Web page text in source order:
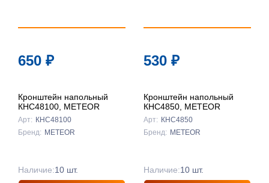
650 ₽
Кронштейн напольный
КНС48100, METEOR
Арт: КНС48100
Бренд: METEOR
Наличие:10 шт.
530 ₽
Кронштейн напольный
КНС4850, METEOR
Арт: КНС4850
Бренд: METEOR
Наличие:10 шт.